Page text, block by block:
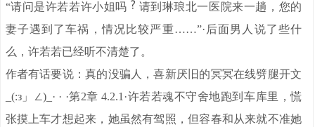
“请问是许若若许小姐吗
请到琳琅北一医院来一趟，您的
妻子遇到了车祸，情况比较严重……”·后面男人说了些什
么，许若若已经听不清楚了。
作者有话要说：真的没骗人，喜新厌旧的冥冥在线劈腿开文
_(:з」∠)_· · ·第2章 4.2.1·许若若魂不守舍地跑到车库里，慌
张摸上车才想起来，她虽然有驾照，但容春和从来就不准她